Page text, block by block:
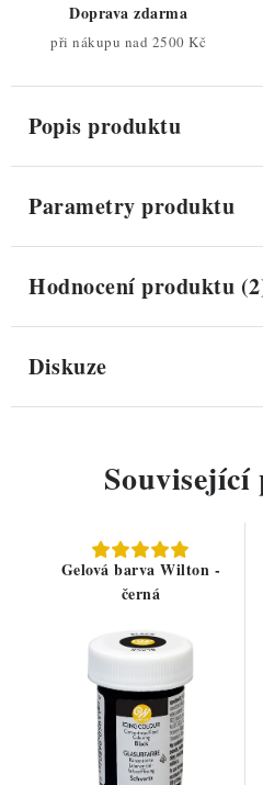
Doprava zdarma
při nákupu nad 2500 Kč
Popis produktu
Parametry produktu
Hodnocení produktu
Diskuze
Gelová barva Wilton -
černá